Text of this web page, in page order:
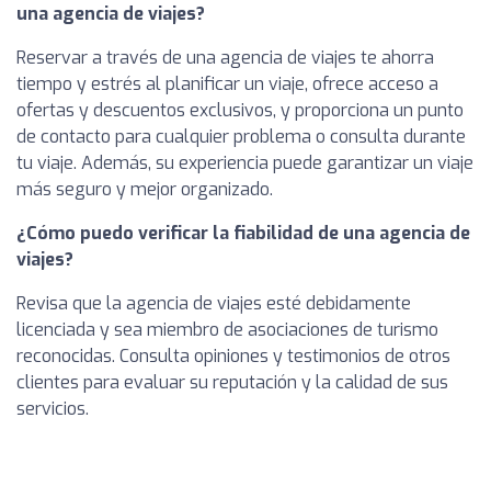
una agencia de viajes?
Reservar a través de una agencia de viajes te ahorra
tiempo y estrés al planificar un viaje, ofrece acceso a
ofertas y descuentos exclusivos, y proporciona un punto
de contacto para cualquier problema o consulta durante
tu viaje. Además, su experiencia puede garantizar un viaje
más seguro y mejor organizado.
¿Cómo puedo verificar la fiabilidad de una agencia de
viajes?
Revisa que la agencia de viajes esté debidamente
licenciada y sea miembro de asociaciones de turismo
reconocidas. Consulta opiniones y testimonios de otros
clientes para evaluar su reputación y la calidad de sus
servicios.